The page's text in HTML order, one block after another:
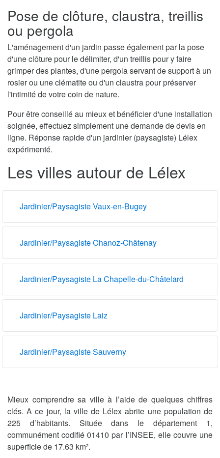
Pose de clôture, claustra, treillis
ou pergola
L'aménagement d'un jardin passe également par la pose
d'une clôture pour le délimiter, d'un treillis pour y faire
grimper des plantes, d'une pergola servant de support à un
rosier ou une clématite ou d'un claustra pour préserver
l'intimité de votre coin de nature.
Pour être conseillé au mieux et bénéficier d'une installation
soignée, effectuez simplement une demande de devis en
ligne. Réponse rapide d'un jardinier (paysagiste) Lélex
expérimenté.
Les villes autour de Lélex
Jardinier/Paysagiste Vaux-en-Bugey
Jardinier/Paysagiste Chanoz-Châtenay
Jardinier/Paysagiste La Chapelle-du-Châtelard
Jardinier/Paysagiste Laiz
Jardinier/Paysagiste Sauverny
Mieux comprendre sa ville à l’aide de quelques chiffres
clés. A ce jour, la ville de Lélex abrite une population de
225 d’habitants. Située dans le département 1,
communément codifié 01410 par l’INSEE, elle couvre une
superficie de 17.63 km².